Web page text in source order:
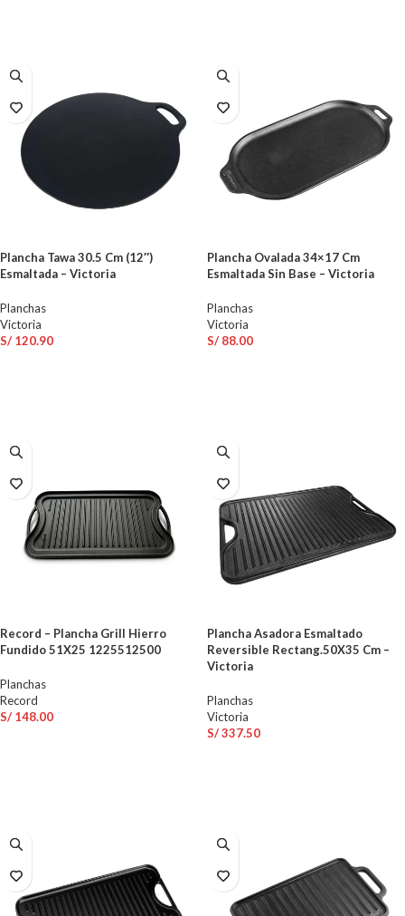
Plancha Tawa 30.5 Cm (12″)
Esmaltada – Victoria
Planchas
Victoria
S/ 120.90
Plancha Ovalada 34×17 Cm
Esmaltada Sin Base – Victoria
Planchas
Victoria
S/ 88.00
Record – Plancha Grill Hierro
Fundido 51X25 1225512500
Planchas
Record
S/ 148.00
Plancha Asadora Esmaltado
Reversible Rectang.50X35 Cm –
Victoria
Planchas
Victoria
S/337.50